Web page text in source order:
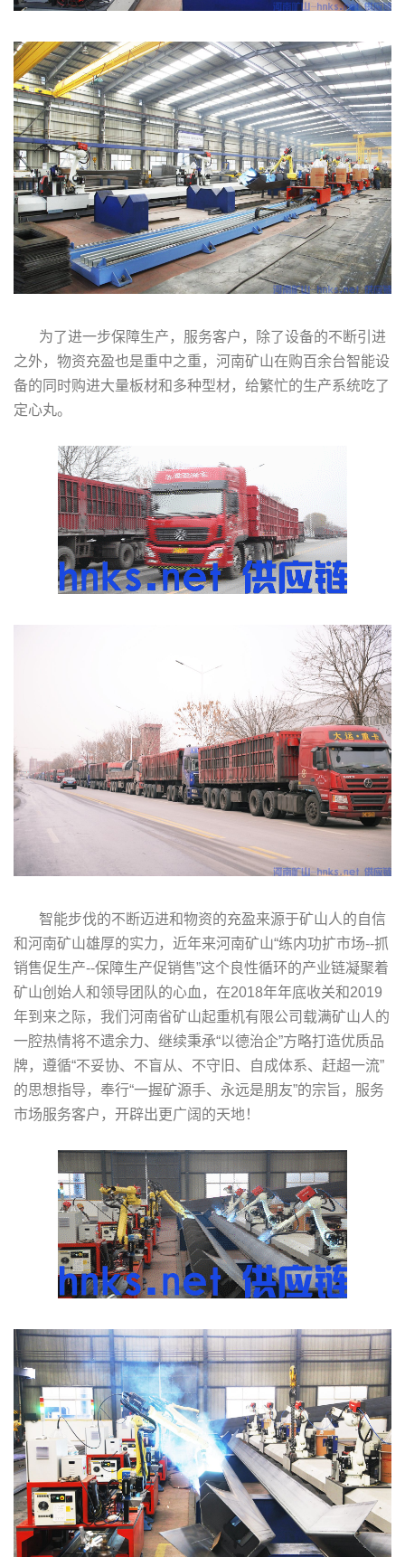
为了进一步保障生产，服务客户，除了设备的不断引进
之外，物资充盈也是重中之重，河南矿山在购百余台智能设
备的同时购进大量板材和多种型材，给繁忙的生产系统吃了
定心丸。
智能步伐的不断迈进和物资的充盈来源于矿山人的自信
和河南矿山雄厚的实力，近年来河南矿山“练内功扩市场--抓
销售促生产--保障生产促销售”这个良性循环的产业链凝聚着
矿山创始人和领导团队的心血，在2018年年底收关和2019
年到来之际，我们河南省矿山起重机有限公司载满矿山人的
一腔热情将不遗余力、继续秉承“以德治企”方略打造优质品
牌，遵循“不妥协、不盲从、不守旧、自成体系、赶超一流”
的思想指导，奉行“一握矿源手、永远是朋友”的宗旨，服务
市场服务客户，开辟出更广阔的天地！